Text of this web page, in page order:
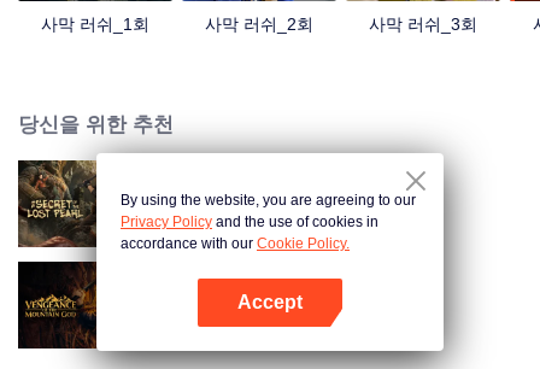
사막 러쉬_1회 사막 러쉬_2회 사막 러쉬_3회
당신을 위한 추천
잃어버린 명주의 비밀
산신 밀림 기록
By using the website, you are agreeing to our
Privacy Policy and the use of cookies in
accordance with our Cookie Policy.
Accept